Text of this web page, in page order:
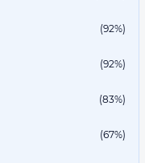
(92%)
(92%)
(83%)
(67%)